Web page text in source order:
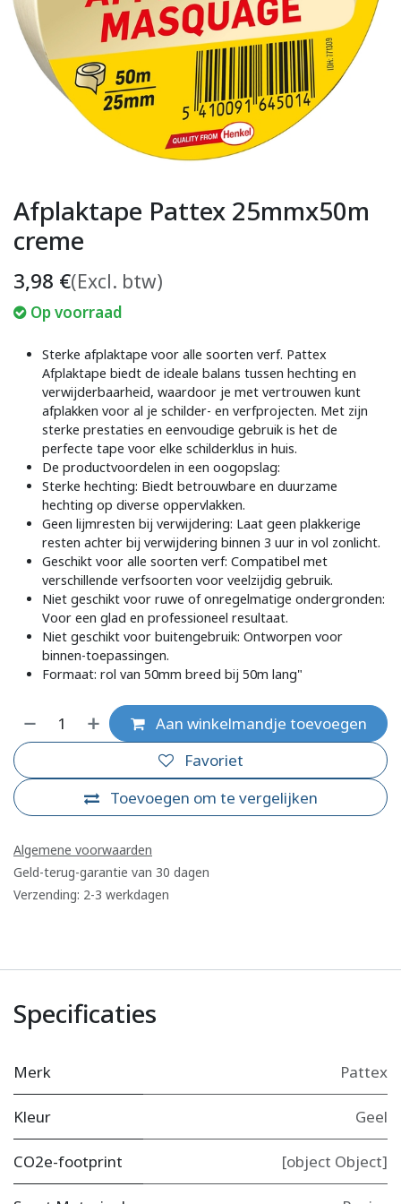
Afplaktape Pattex 25mmx50m
creme
3,98 €(Excl. btw)
Op voorraad
Sterke afplaktape voor alle soorten verf. Pattex
Afplaktape biedt de ideale balans tussen hechting en
verwijderbaarheid, waardoor je met vertrouwen kunt
afplakken voor al je schilder- en verfprojecten. Met zijn
sterke prestaties en eenvoudige gebruik is het de
perfecte tape voor elke schilderklus in huis.
De productvoordelen in een oogopslag:
Sterke hechting: Biedt betrouwbare en duurzame
hechting op diverse oppervlakken.
Geen lijmresten bij verwijdering: Laat geen plakkerige
resten achter bij verwijdering binnen 3 uur in vol zonlicht.
Geschikt voor alle soorten verf: Compatibel met
verschillende verfsoorten voor veelzijdig gebruik.
Niet geschikt voor ruwe of onregelmatige ondergronden:
Voor een glad en professioneel resultaat.
Niet geschikt voor buitengebruik: Ontworpen voor
binnen-toepassingen.
Formaat: rol van 50mm breed bij 50m lang"
Aan winkelmandje toevoegen
Toevoegen om te vergelijken
Favoriet
Algemene voorwaarden
Geld-terug-garantie van 30 dagen
Verzending: 2-3 werkdagen
Specificaties
Merk Pattex
Kleur Geel
CO2e-footprint [object Object]